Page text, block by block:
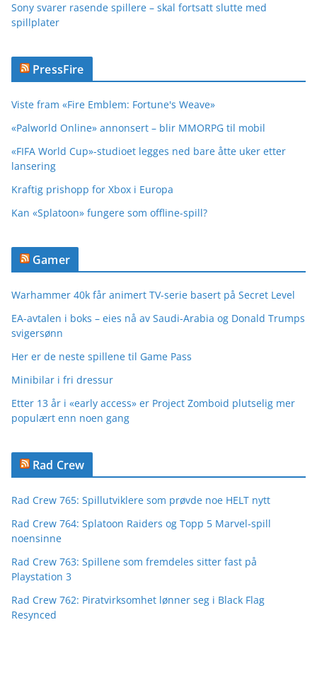
Sony svarer rasende spillere – skal fortsatt slutte med
spillplater
PressFire
Viste fram «Fire Emblem: Fortune's Weave»
«Palworld Online» annonsert – blir MMORPG til mobil
«FIFA World Cup»-studioet legges ned bare åtte uker etter
lansering
Kraftig prishopp for Xbox i Europa
Kan «Splatoon» fungere som offline-spill?
Gamer
Warhammer 40k får animert TV-serie basert på Secret Level
EA-avtalen i boks – eies nå av Saudi-Arabia og Donald Trumps
svigersønn
Her er de neste spillene til Game Pass
Minibilar i fri dressur
Etter 13 år i «early access» er Project Zomboid plutselig mer
populært enn noen gang
Rad Crew
Rad Crew 765: Spillutviklere som prøvde noe HELT nytt
Rad Crew 764: Splatoon Raiders og Topp 5 Marvel-spill
noensinne
Rad Crew 763: Spillene som fremdeles sitter fast på
Playstation 3
Rad Crew 762: Piratvirksomhet lønner seg i Black Flag
Resynced